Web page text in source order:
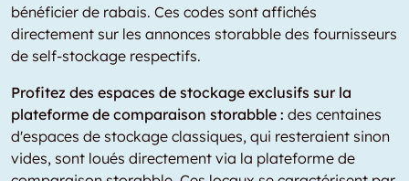
bénéficier de rabais. Ces codes sont affichés
directement sur les annonces storabble des fournisseurs
de self-stockage respectifs.
Profitez des espaces de stockage exclusifs sur la
plateforme de comparaison storabble : des centaines
d'espaces de stockage classiques, qui resteraient sinon
vides, sont loués directement via la plateforme de